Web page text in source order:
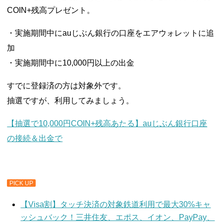
COIN+残高プレゼント。
・実施期間中にauじぶん銀行の口座をエアウォレットに追
加
・実施期間中に10,000円以上の出金
すでに登録済の方は対象外です。
抽選ですが、利用してみましょう。
【抽選で10,000円COIN+残高あたる】auじぶん銀行口座
の接続＆出金で
PICK UP
【Visa割】タッチ決済の対象鉄道利用で最大30%キャ
ッシュバック！三井住友、エポス、イオン、PayPay、